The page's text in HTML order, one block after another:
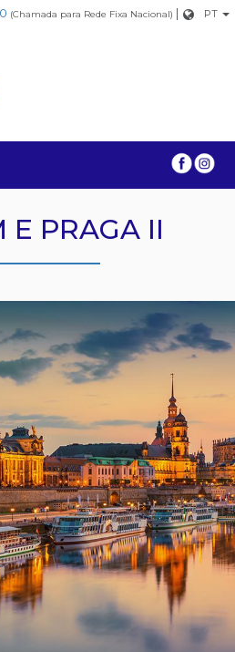
(Chamada para Rede Fixa Nacional) | PT
E PRAGA II